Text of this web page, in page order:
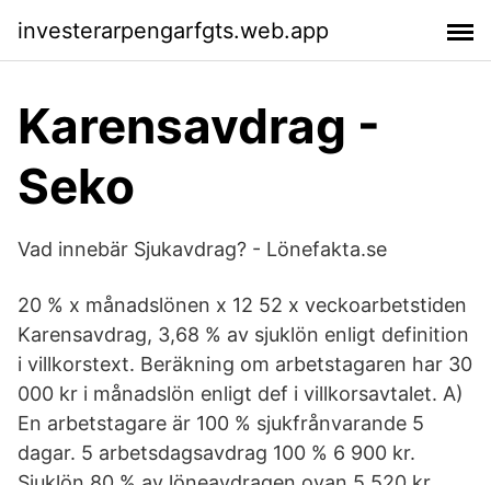
investerarpengarfgts.web.app
Karensavdrag -
Seko
Vad innebär Sjukavdrag? - Lönefakta.se
20 % x månadslönen x 12 52 x veckoarbetstiden
Karensavdrag, 3,68 % av sjuklön enligt definition
i villkorstext. Beräkning om arbetstagaren har 30
000 kr i månadslön enligt def i villkorsavtalet. A)
En arbetstagare är 100 % sjukfrånvarande 5
dagar. 5 arbetsdagsavdrag 100 % 6 900 kr.